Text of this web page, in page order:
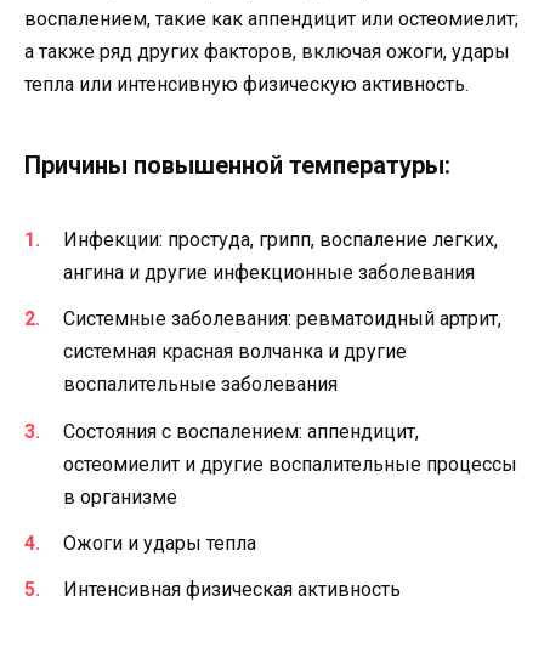
воспалением, такие как аппендицит или остеомиелит;
а также ряд других факторов, включая ожоги, удары
тепла или интенсивную физическую активность.
Причины повышенной температуры:
Инфекции: простуда, грипп, воспаление легких,
ангина и другие инфекционные заболевания
Системные заболевания: ревматоидный артрит,
системная красная волчанка и другие
воспалительные заболевания
Состояния с воспалением: аппендицит,
остеомиелит и другие воспалительные процессы
в организме
Ожоги и удары тепла
Интенсивная физическая активность